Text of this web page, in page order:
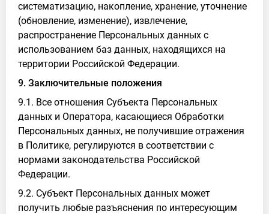
систематизацию, накопление, хранение, уточнение
(обновление, изменение), извлечение,
распространение Персональных данных с
использованием баз данных, находящихся на
территории Российской Федерации.
9. Заключительные положения
9.1. Все отношения Субъекта Персональных
данных и Оператора, касающиеся Обработки
Персональных данных, не получившие отражения
в Политике, регулируются в соответствии с
нормами законодательства Российской
Федерации.
9.2. Субъект Персональных данных может
получить любые разъяснения по интересующим